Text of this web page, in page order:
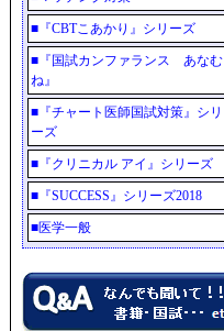
■ 『CBTこあかり』シリーズ
■ 『国試カンファランス あなむ
ね』
■ 『チャート医師国試対策』シリ
ーズ
■ 『クリニカル アイ』シリーズ
■ 『SUCCESS』シリーズ2018
■医学一般